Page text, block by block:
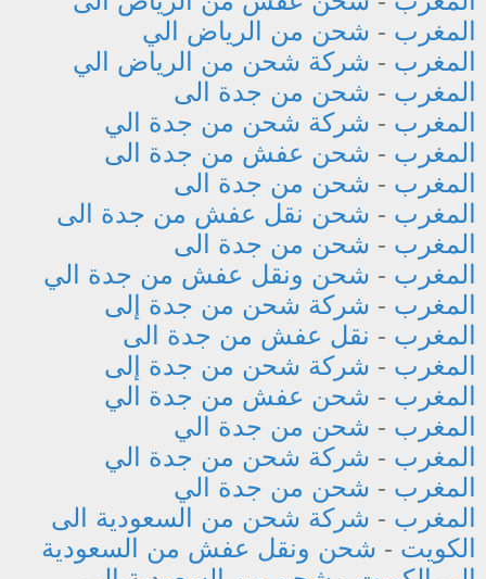
المغرب - شحن من الرياض الي
المغرب - شركة شحن من الرياض الي
المغرب - شحن من جدة الى
المغرب - شركة شحن من جدة الي
المغرب - شحن عفش من جدة الى
المغرب - شحن من جدة الى
المغرب - شحن نقل عفش من جدة الى
المغرب - شحن من جدة الى
المغرب - شحن ونقل عفش من جدة الي
المغرب - شركة شحن من جدة إلى
المغرب - نقل عفش من جدة الى
المغرب - شركة شحن من جدة إلى
المغرب - شحن عفش من جدة الي
المغرب - شحن من جدة الي
المغرب - شركة شحن من جدة الي
المغرب - شحن من جدة الي
المغرب - شركة شحن من السعودية الى
الكويت - شحن ونقل عفش من السعودية